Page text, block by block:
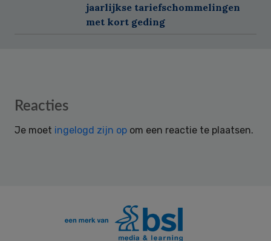
jaarlijkse tariefschommelingen
met kort geding
Reader
Reacties
Je moet ingelogd zijn op om een reactie te plaatsen.